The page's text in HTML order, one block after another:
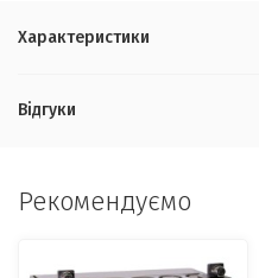
Характеристики
Відгуки
Рекомендуємо